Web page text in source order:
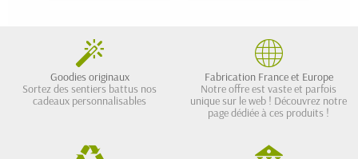
Goodies originaux
Sortez des sentiers battus nos
cadeaux personnalisables
Fabrication France et Europe
Notre offre est vaste et parfois
unique sur le web ! Découvrez notre
page dédiée à ces produits !